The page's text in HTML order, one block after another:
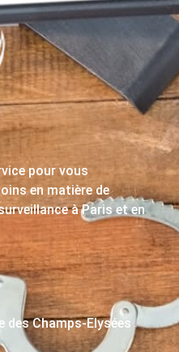
pour vous
en matière de
à Paris et en
des Champs-Elysées